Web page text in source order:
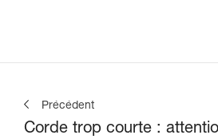
Précédent
Corde trop courte :